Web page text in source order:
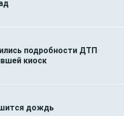
подробности ДТП
киоск
дождь